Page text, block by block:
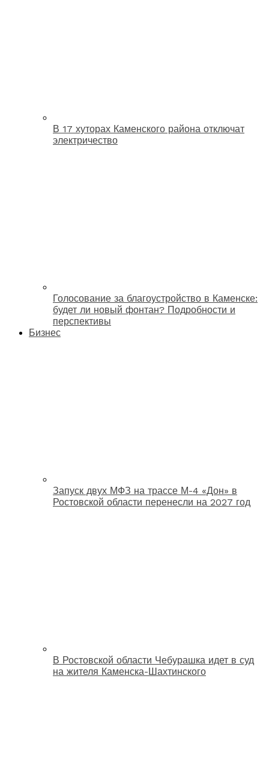
В 17 хуторах Каменского района отключат
электричество
Голосование за благоустройство в Каменске:
будет ли новый фонтан? Подробности и
перспективы
Бизнес
Запуск двух МФЗ на трассе М-4 «Дон» в
Ростовской области перенесли на 2027 год
В Ростовской области Чебурашка идет в суд
на жителя Каменска-Шахтинского